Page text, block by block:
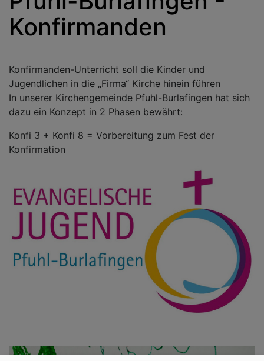
Konfirmanden
Konfirmanden-Unterricht soll die Kinder und
Jugendlichen in die „Firma“ Kirche hinein führen
In unserer Kirchengemeinde Pfuhl-Burlafingen hat sich
dazu ein Konzept in 2 Phasen bewährt:
Konfi 3 + Konfi 8 = Vorbereitung zum Fest der
Konfirmation